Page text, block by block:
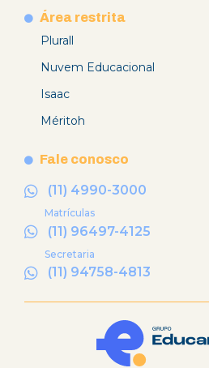
Área restrita
Plurall
Nuvem Educacional
Isaac
Méritoh
Fale conosco
(11) 4990-3000
Matrículas
(11) 96497-4125
Secretaria
(11) 94758-4813